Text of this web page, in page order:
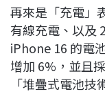
再來是「充電」
有線充電、以及
iPhone 16 的電
增加 6%，並且
「堆疊式電池